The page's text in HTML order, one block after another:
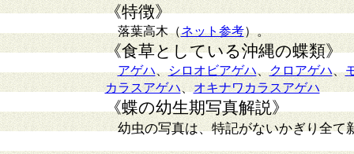
《特徴》
落葉高木（ネット参考）。
《食草としている沖縄の蝶類》
アゲハ、シロオビアゲハ、クロアゲハ、
カラスアゲハ、 オキナワカラスアゲハ
《蝶の幼生期写真解説》
幼虫の写真は、特記がないかぎり全て